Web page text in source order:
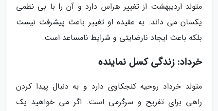
متولد اردیبهشت از تغییر هراس دارد و آن را با بی نظمی
یکسان می داند. به عقیده او تغییر باعث پیشرفت نیست
بلکه باعث ایجاد نارضایتی و شرایط نامساعد است.
خرداد: زندگی کسل نماینده
متولد خرداد روحیه کنجکاوی دارد و به دنبال پیدا کردن
راهی برای تفریح و سرگرمی است. اگر می خواهید یک